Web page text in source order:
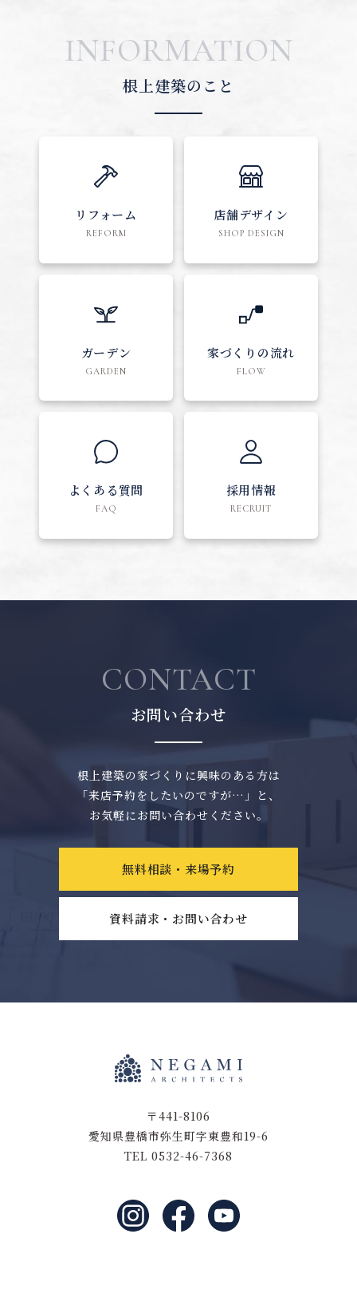
INFORMATION
根上建築のこと
リフォーム
REFORM
店舗デザイン
SHOP DESIGN
ガーデン
GARDEN
家づくりの流れ
FLOW
よくある質問
FAQ
採用情報
RECRUIT
CONTACT
お問い合わせ
根上建築の家づくりに興味のある方は
「来店予約をしたいのですが…」と、
お気軽にお問い合わせください。
無料相談・来場予約
資料請求・お問い合わせ
〒441-8106
愛知県豊橋市弥生町字東豊和19-6
TEL 0532-46-7368